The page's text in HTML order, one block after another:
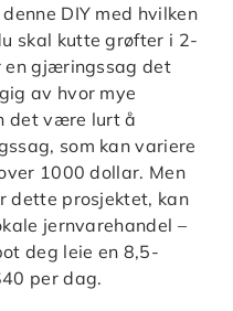
DIY med hvilken
skal kutte grøfter i 2-
en gjæringssag det
av hvor mye
det være lurt å
som kan variere
1000 dollar. Men
dette prosjektet, kan
jernvarehandel –
deg leie en 8,5-
per dag.